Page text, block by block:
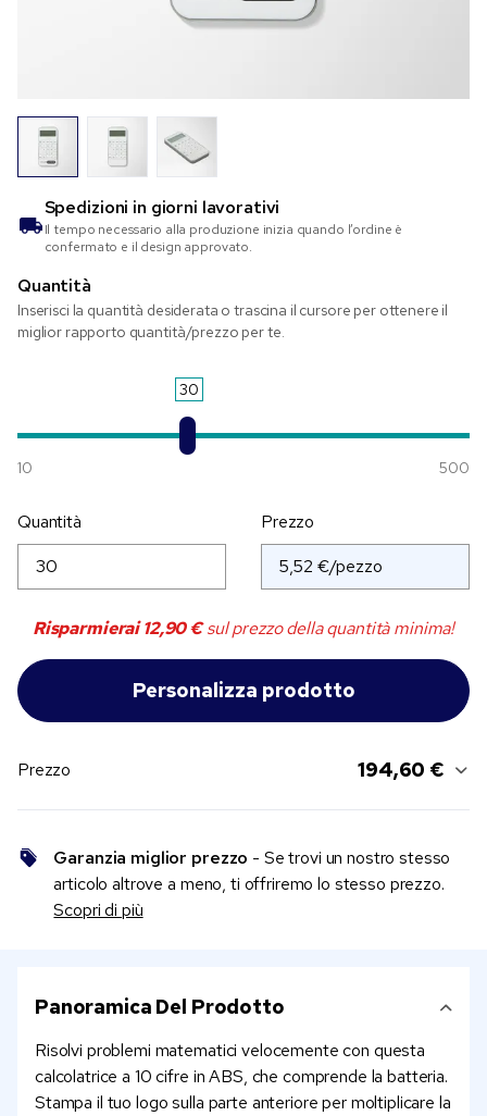
Spedizioni in giorni lavorativi
Il tempo necessario alla produzione inizia quando l’ordine è
confermato e il design approvato.
Quantità
Inserisci la quantità desiderata o trascina il cursore per ottenere il
miglior rapporto quantità/prezzo per te.
30
10 500
Quantità Prezzo
Risparmierai12,90 €sul prezzo della quantità minima!
Prezzo 194,60 €
Garanzia miglior prezzo - Se trovi un nostro stesso
articolo altrove a meno, ti offriremo lo stesso prezzo.
Scopri di più
Panoramica Del Prodotto
Risolvi problemi matematici velocemente con questa
calcolatrice a 10 cifre in ABS, che comprende la batteria.
Stampa il tuo logo sulla parte anteriore per moltiplicare la